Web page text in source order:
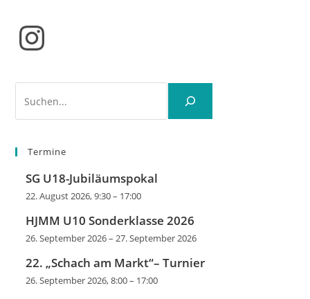
Instagram
Termine
SG U18-Jubiläumspokal
22. August 2026, 9:30– 17:00
HJMM U10 Sonderklasse 2026
26. September 2026–27. September 2026
22. „Schach am Markt“– Turnier
26. September 2026, 8:00– 17:00